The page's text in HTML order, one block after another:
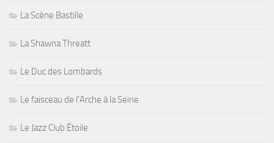
La Scène Bastille
La Shawna Threatt
Le Duc des Lombards
Le faisceau de l'Arche à la Seine
Le Jazz Club Étoile